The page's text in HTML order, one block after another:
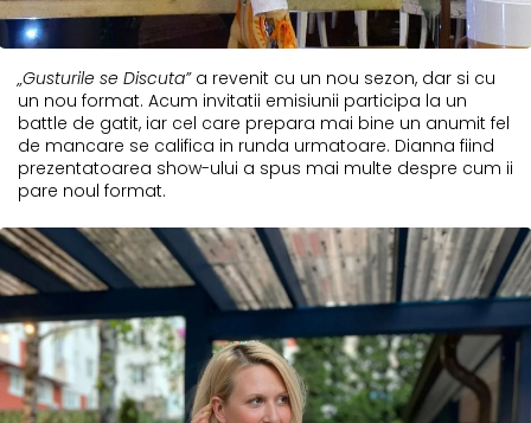
„Gusturile se Discuta” a revenit cu un nou sezon, dar si cu
un nou format. Acum invitatii emisiunii participa la un
battle de gatit, iar cel care prepara mai bine un anumit fel
de mancare se califica in runda urmatoare. Dianna fiind
prezentatoarea show-ului a spus mai multe despre cum ii
pare noul format.